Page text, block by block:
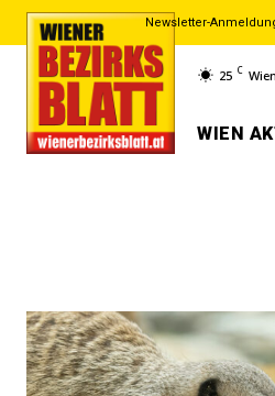
Newsletter-
25 C Wien
WIEN